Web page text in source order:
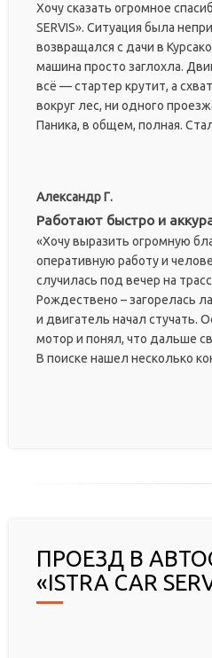
Хочу сказать огромное
SERVIS». Ситуация была
возвращался с дачи в
машина просто заглохла.
всё — стартер крутит, а
вокруг лес, ни одного
Паника, в общем, полная.
Александр Г.
Работают быстро и
«Хочу выразить огромную
оперативную работу и
случилась под вечер на
Рождествено – загорелась
и двигатель начал стучать.
мотор и понял, что дальше
В поиске нашел несколько
ПРОЕЗД В
«ISTRA CAR